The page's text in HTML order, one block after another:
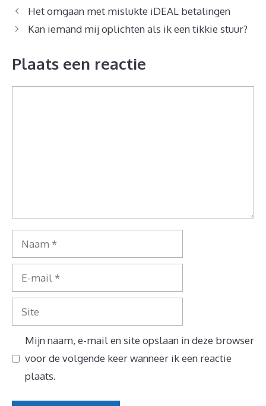
Het omgaan met mislukte iDEAL betalingen
Kan iemand mij oplichten als ik een tikkie stuur?
Plaats een reactie
Naam
mail
Site
Mijn naam, e-mail en site opslaan in deze browser
voor de volgende keer wanneer ik een reactie
plaats.